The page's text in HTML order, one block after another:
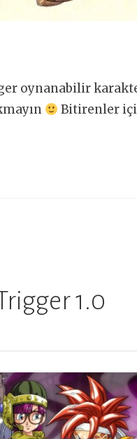
oynanabilir
Bitirenler
1.0